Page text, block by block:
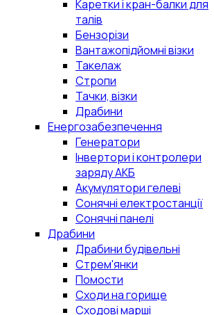
Каретки і кран-балки для
талів
Бензорізи
Вантажопідйомні візки
Такелаж
Стропи
Тачки, візки
Драбини
Енергозабезпечення
Генератори
Інвертори і контролери
заряду АКБ
Акумулятори гелеві
Сонячні електростанції
Сонячні панелі
Драбини
Драбини будівельні
Стрем'янки
Помости
Сходи на горище
Сходові марші